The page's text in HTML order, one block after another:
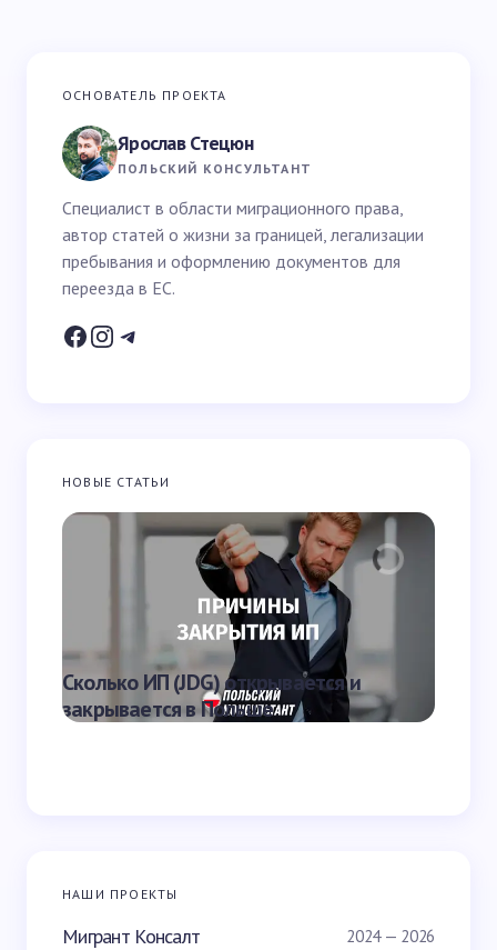
Ваш адрес email не будет опубликован.
Ваш вопрос *
Ваше имя *
Email *
Запомнить имя и email для следующих
комментариев
Отправить
ОСНОВАТЕЛЬ ПРОЕКТА
Ярослав Стецюн
ПОЛЬСКИЙ КОНСУЛЬТАНТ
Специалист в области миграционного права,
автор статей о жизни за границей, легализации
пребывания и оформлению документов для
переезда в ЕС.
НОВЫЕ СТАТЬИ
Сколько ИП (JDG) открывается и
закрывается в Польше
НАШИ ПРОЕКТЫ
Мигрант Консалт 2024 — 2026